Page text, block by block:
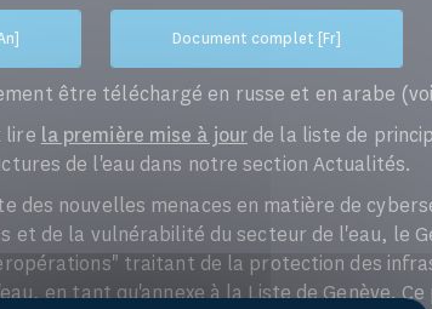
Document complet [Fr]
être téléchargé en russe et en arabe
lire la première mise à jour de la liste de
de l'eau dans notre section Actualités.
des nouvelles menaces en matière de
et de la vulnérabilité du secteur de l'eau, le
traitant de la protection des
en tant qu'annexe à la Liste de Genève.